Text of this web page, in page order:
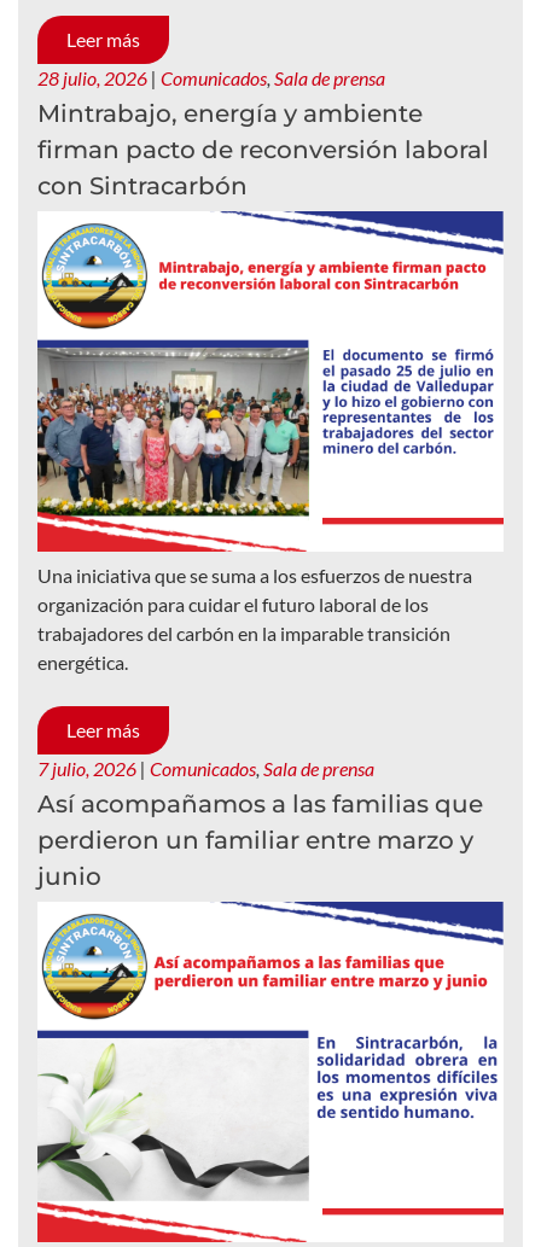
Leer más
28 julio, 2026 | Comunicados, Sala de prensa
Mintrabajo, energía y ambiente
firman pacto de reconversión laboral
con Sintracarbón
Una iniciativa que se suma a los esfuerzos de nuestra
organización para cuidar el futuro laboral de los
trabajadores del carbón en la imparable transición
energética.
Leer más
7 julio, 2026 | Comunicados, Sala de prensa
Así acompañamos a las familias que
perdieron un familiar entre marzo y
junio